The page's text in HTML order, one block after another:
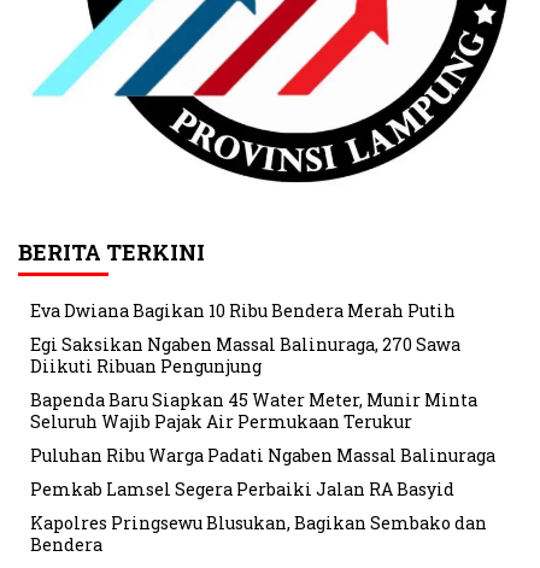
BERITA TERKINI
Eva Dwiana Bagikan 10 Ribu Bendera Merah Putih
Egi Saksikan Ngaben Massal Balinuraga, 270 Sawa
Diikuti Ribuan Pengunjung
Bapenda Baru Siapkan 45 Water Meter, Munir Minta
Seluruh Wajib Pajak Air Permukaan Terukur
Puluhan Ribu Warga Padati Ngaben Massal Balinuraga
Pemkab Lamsel Segera Perbaiki Jalan RA Basyid
Kapolres Pringsewu Blusukan, Bagikan Sembako dan
Bendera